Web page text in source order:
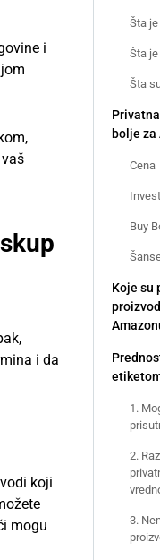
Šta
Šta
Šta
bolje za
Cena
Buy
Koje su
1.
2.
3.
i
i da
koji
mogu